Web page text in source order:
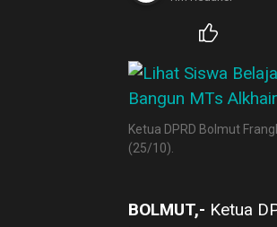
Ketua DPRD Bolmut
(25/10).
BOLMUT,- Ketua